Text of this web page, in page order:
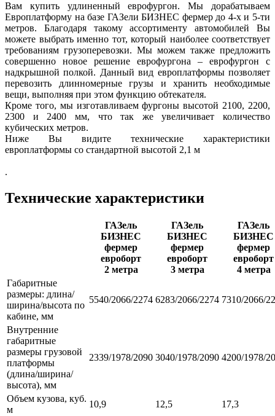
Вам купить удлиненный еврофургон. Мы дорабатываем
Европлатформу на базе ГАЗели БИЗНЕС фермер до 4-х и 5-ти
метров. Благодаря такому ассортименту автомобилей Вы
можете выбрать именно тот, который наиболее соответствует
требованиям грузоперевозки. Мы можем также предложить
совершенно новое решение еврофургона – еврофургон с
надкрышной полкой. Данный вид европлатформы позволяет
перевозить длинномерные грузы и хранить необходимые
вещи, выполняя при этом функцию обтекателя.
Кроме того, мы изготавливаем фургоны высотой 2100, 2200,
2300 и 2400 мм, что так же увеличивает количество
кубических метров.
Ниже Вы видите технические характеристики
европлатформы со стандартной высотой 2,1 м
.
Технические характеристики
ГАЗель
БИЗНЕС
фермер
евроборт
2 метра
ГАЗель
БИЗНЕС
фермер
евроборт
3 метра
ГАЗель
БИЗНЕС
фермер
евроборт
4 метра
Габаритные
размеры: длина/
ширина/высота по
кабине, мм
5540/2066/2274 6283/2066/2274 7310/2066/
Внутренние
габаритные
размеры грузовой
платформы
(длина/ширина/
высота), мм
2339/1978/2090 3040/1978/2090 4200/1978/
Объем кузова, куб.
м
10,9 12,5
17,3